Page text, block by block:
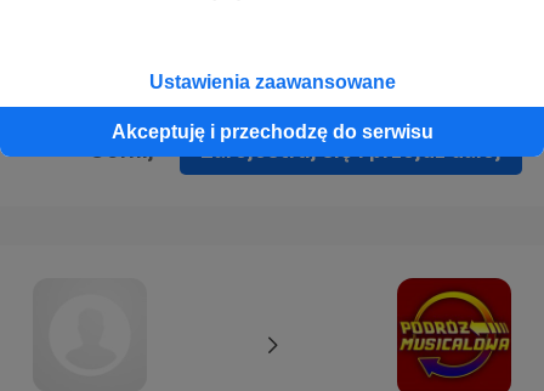
Ustawienia zaawansowane
Akceptuję i przechodzę do serwisu
Zarejestruj się i przejdź dalej